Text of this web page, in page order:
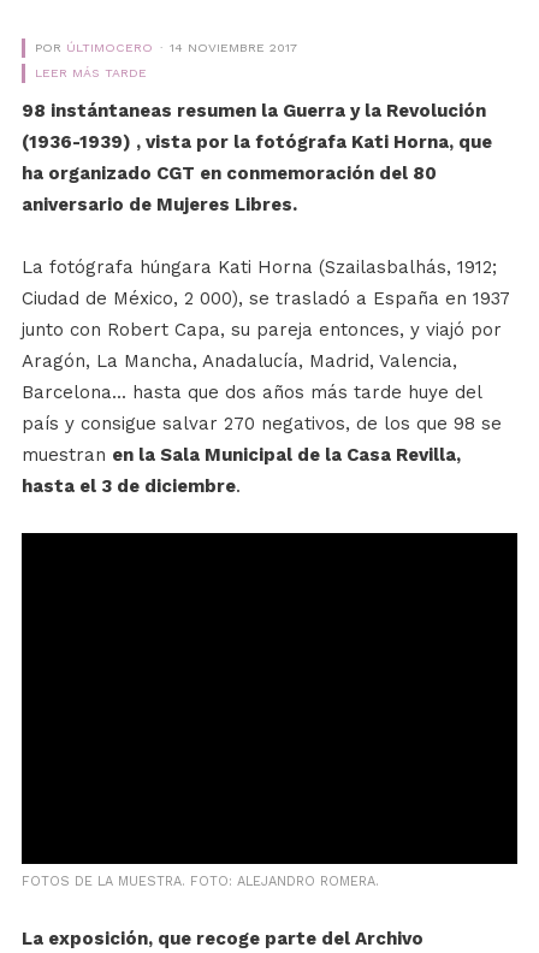
POR ÚLTIMOCERO
14 NOVIEMBRE 2017
LEER MÁS TARDE
98 instántaneas resumen la Guerra y la Revolución
(1936-1939) , vista por la fotógrafa Kati Horna, que
ha organizado CGT en conmemoración del 80
aniversario de Mujeres Libres.
La fotógrafa húngara Kati Horna (Szailasbalhás, 1912;
Ciudad de México, 2 000), se trasladó a España en 1937
junto con Robert Capa, su pareja entonces, y viajó por
Aragón, La Mancha, Anadalucía, Madrid, Valencia,
Barcelona... hasta que dos años más tarde huye del
país y consigue salvar 270 negativos, de los que 98 se
muestran en la Sala Municipal de la Casa Revilla,
hasta el 3 de diciembre.
FOTOS DE LA MUESTRA. FOTO: ALEJANDRO ROMERA.
La exposición, que recoge parte del Archivo